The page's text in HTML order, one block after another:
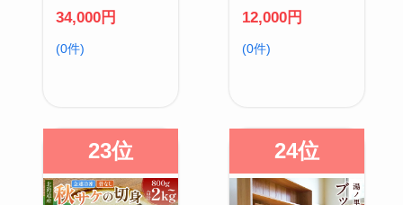
34,000円
(0件)
12,000円
(0件)
23位 24位